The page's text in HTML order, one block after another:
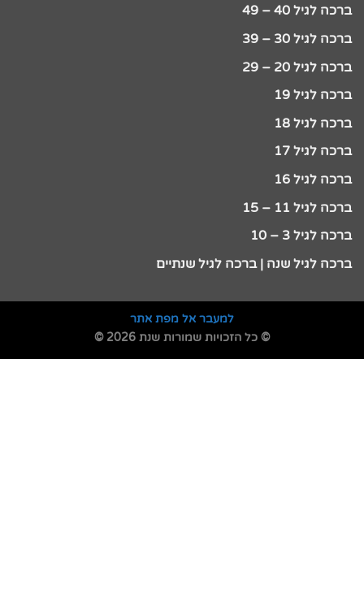
ברכה לגיל 40 – 49
ברכה לגיל 30 – 39
ברכה לגיל 20 – 29
ברכה לגיל 19
ברכה לגיל 18
ברכה לגיל 17
ברכה לגיל 16
ברכה לגיל 11 – 15
ברכה לגיל 3 – 10
ברכה לגיל שנה | ברכה לגיל שנתיים
למעבר אל מפת אתר
© כל הזכויות שמורות שנת 2026 ©